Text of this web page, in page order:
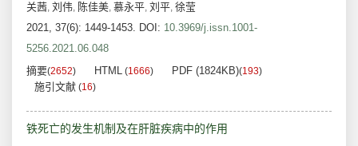
关茜, 刘伟, 陈佳美, 慕永平, 刘平, 徐莹
2021, 37(6): 1449-1453. DOI: 10.3969/j.issn.1001-
5256.2021.06.048
摘要(2652) HTML (1666) PDF (1824KB)(193)
施引文献 (16)
铁死亡的发生机制及在肝脏疾病中的作用